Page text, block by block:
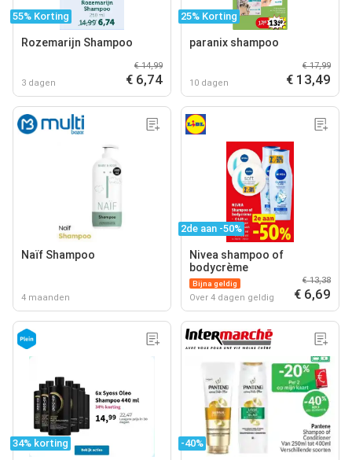
55% Korting
Rozemarijn Shampoo
3 dagen
€ 14,99
€ 6,74
25% Korting
paranix shampoo
10 dagen
€ 17,99
€ 13,49
Naïf Shampoo
4 maanden
2de aan -50%
Nivea shampoo of
bodycrème
Bijna geldig
Over 4 dagen geldig
€ 13,38
€ 6,69
34% korting -40%